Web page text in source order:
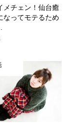
メチェン！仙台癒
なってモテるため